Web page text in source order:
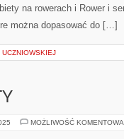
na rowerach i Rower i
można dopasować do […]
MOŻLIWOŚĆ